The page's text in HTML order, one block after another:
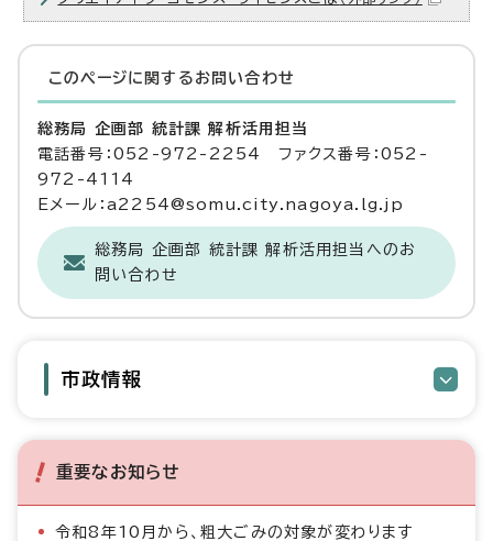
このページに関する お問い合わせ
総務局 企画部 統計課 解析活用担当
電話番号：052-972-2254 ファクス番号：052-
972-4114
Eメール：a2254@somu.city.nagoya.lg.jp
総務局 企画部 統計課 解析活用担当へのお
問い合わせ
市政情報
重要なお知らせ
令和8年10月から、粗大ごみの対象が変わります